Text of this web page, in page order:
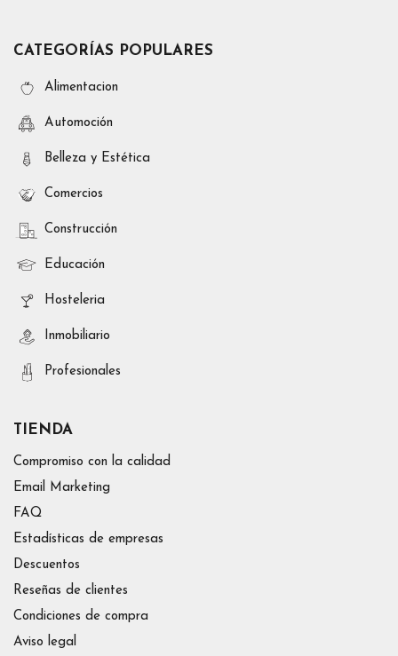
CATEGORÍAS POPULARES
Alimentacion
Automoción
Belleza y Estética
Comercios
Construcción
Educación
Hosteleria
Inmobiliario
Profesionales
TIENDA
Compromiso con la calidad
Email Marketing
FAQ
Estadísticas de empresas
Descuentos
Reseñas de clientes
Condiciones de compra
Aviso legal